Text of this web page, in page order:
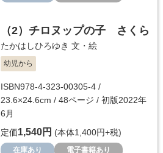
（2） チロヌップの子 さくら
たかはしひろゆき 文・絵
幼児から
ISBN978-4-323-00305-4 /
23.6×24.6cm / 48ページ / 初版2022年
6月
定価1,540円 (本体1,400円+税)
在庫あり 電子書籍あり